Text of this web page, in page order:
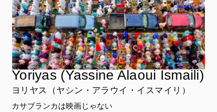
Yoriyas (Yassine Alaoui Ismaili)
ヨリヤス（ヤシン・アラウイ・イスマイリ）
カサブランカは映画じゃない